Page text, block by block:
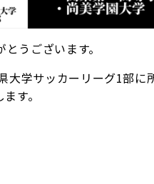
うございます。
大学サッカーリーグ1部
す。